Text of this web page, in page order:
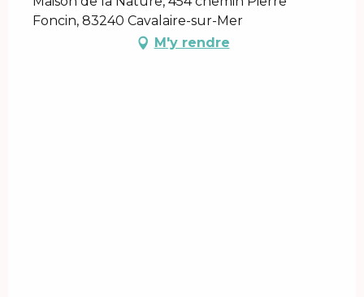
Foncin, 83240 Cavalaire-sur-Mer
M'y rendre